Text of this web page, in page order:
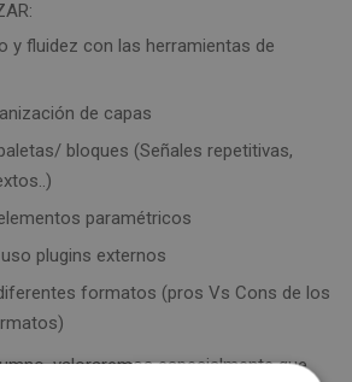
y fluidez con las herramientas de
de capas
bloques (Señales repetitivas,
paramétricos
plugins externos
formatos (pros Vs Cons de los
valoraremos especialmente que